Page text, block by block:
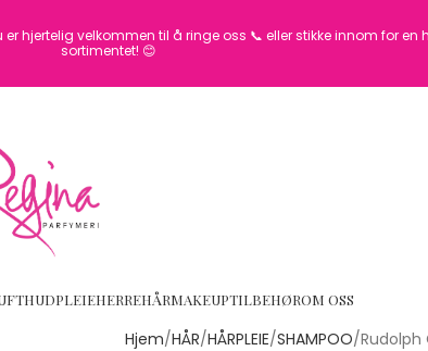
er hjertelig velkommen til å ringe oss 📞 eller stikke innom for
sortimentet! 😊
HUDPLEIEHERREHÅRMAKEUPTILBEHØROM OSS
Hjem HÅR HÅRPLEIE SHAMPOO Rudolph